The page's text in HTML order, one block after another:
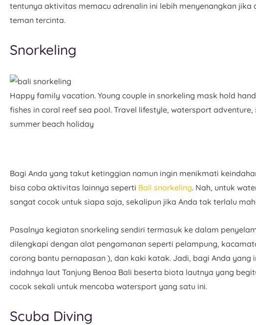
tentunya aktivitas memacu adrenalin ini lebih menyenangkan jika
teman tercinta.
Snorkeling
Happy family vacation. Young couple in snorkeling mask hold
fishes in coral reef sea pool. Travel lifestyle, watersport
summer beach holiday
Bagi Anda yang takut ketinggian namun ingin menikmati
bisa coba aktivitas lainnya seperti Bali snorkeling. Nah, untuk
sangat cocok untuk siapa saja, sekalipun jika Anda tak terlalu
Pasalnya kegiatan snorkeling sendiri termasuk ke dalam
dilengkapi dengan alat pengamanan seperti pelampung,
corong bantu pernapasan ), dan kaki katak. Jadi, bagi Anda yang
indahnya laut Tanjung Benoa Bali beserta biota lautnya yang
cocok sekali untuk mencoba watersport yang satu ini.
Scuba Diving